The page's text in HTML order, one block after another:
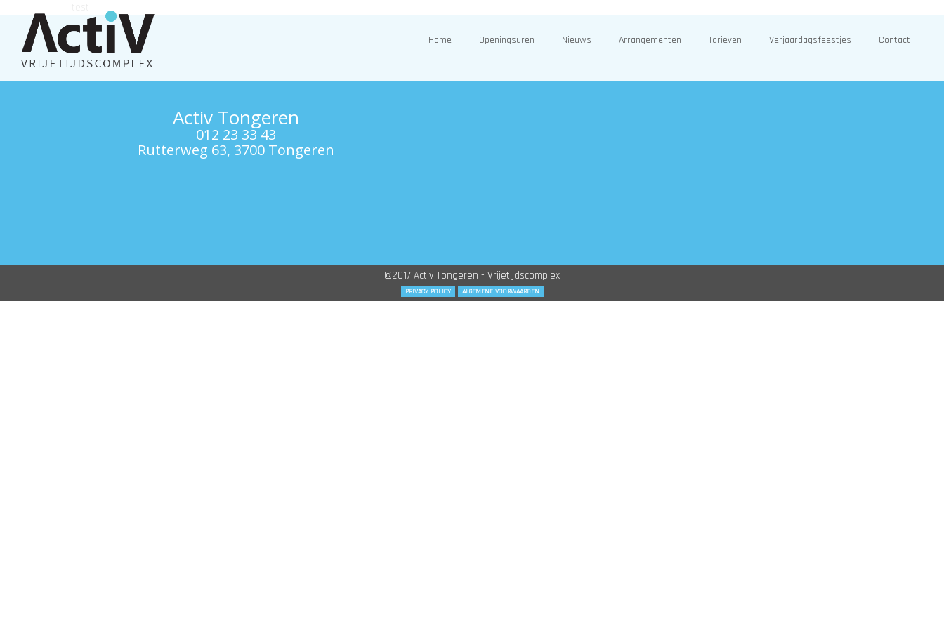
Home Openingsuren Nieuws Arrangementen Tarieven Verjaardagsfeestjes Contact
Activ Tongeren
012 23 33 43
Rutterweg 63, 3700 Tongeren
©2017 Activ Tongeren - Vrijetijdscomplex
PRIVACY POLICY ALGEMENE VOORWAARDEN